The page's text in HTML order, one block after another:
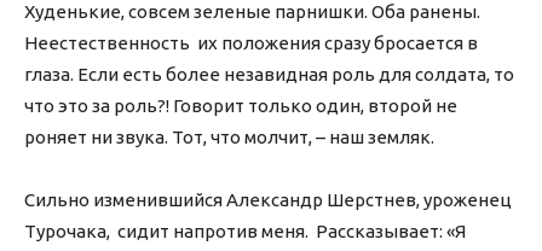
Худенькие, совсем зеленые парнишки. Оба ранены.
Неестественность их положения сразу бросается в
глаза. Если есть более незавидная роль для солдата, то
что это за роль?! Говорит только один, второй не
роняет ни звука. Тот, что молчит, – наш земляк.
Сильно изменившийся Александр Шерстнев, уроженец
Турочака, сидит напротив меня. Рассказывает: «Я